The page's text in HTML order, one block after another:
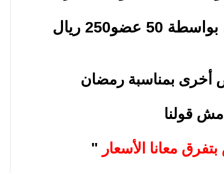
أخرى بمناسبة رمضان
مش قولنا
معانا الأسعار "